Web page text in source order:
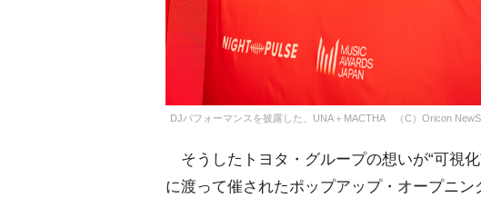
DJパフォーマンスを披露した、UNA＋MACTHA （C）Oricon NewS
そうしたトヨタ・グループの想いが“可視
に渡って催されたポップアップ・オープニン